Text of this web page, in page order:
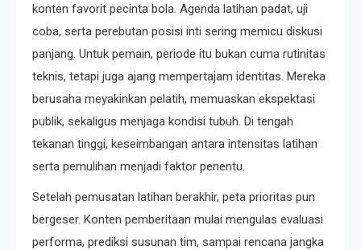
konten favorit pecinta bola. Agenda latihan padat, uji
coba, serta perebutan posisi inti sering memicu diskusi
panjang. Untuk pemain, periode itu bukan cuma rutinitas
teknis, tetapi juga ajang mempertajam identitas. Mereka
berusaha meyakinkan pelatih, memuaskan ekspektasi
publik, sekaligus menjaga kondisi tubuh. Di tengah
tekanan tinggi, keseimbangan antara intensitas latihan
serta pemulihan menjadi faktor penentu.
Setelah pemusatan latihan berakhir, peta prioritas pun
bergeser. Konten pemberitaan mulai mengulas evaluasi
performa, prediksi susunan tim, sampai rencana jangka